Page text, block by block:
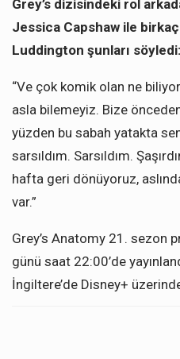
Grey’s dizisindeki rol
Jessica Capshaw ile
Luddington şunları söyledi:
“Ve çok komik olan ne
asla bilemeyiz. Bize
yüzden bu sabah yatakta
sarsıldım. Sarsıldım.
hafta geri dönüyoruz,
var.”
Grey’s Anatomy 21. sezon
günü saat 22:00’de
İngiltere’de Disney+